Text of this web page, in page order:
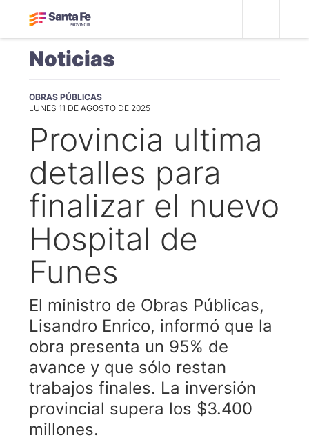
Noticias
OBRAS PÚBLICAS
LUNES 11 DE AGOSTO DE 2025
Provincia ultima
detalles para
finalizar el nuevo
Hospital de
Funes
El ministro de Obras Públicas,
Lisandro Enrico, informó que la
obra presenta un 95% de
avance y que sólo restan
trabajos finales. La inversión
provincial supera los $3.400
millones.